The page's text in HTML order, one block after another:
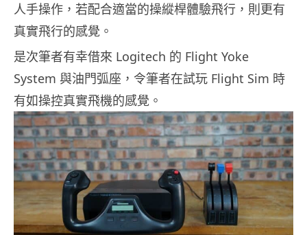
人手操作，若配合適當的操縱桿體驗飛行，則更有
真實飛行的感覺。
是次筆者有幸借來 Logitech 的 Flight Yoke
System 與油門弧座，令筆者在試玩 Flight Sim 時
有如操控真實飛機的感覺。